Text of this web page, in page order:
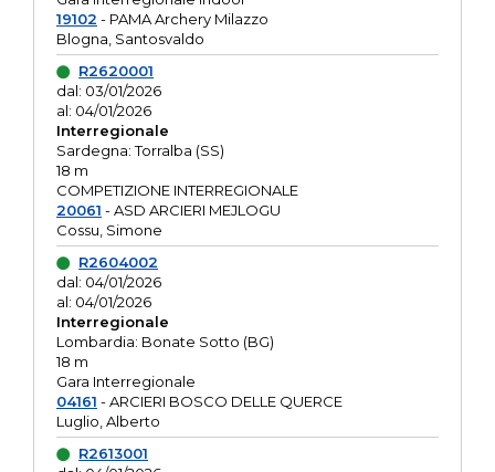
19102 - PAMA Archery Milazzo
Blogna, Santosvaldo
R2620001
dal: 03/01/2026
al: 04/01/2026
Interregionale
Sardegna: Torralba (SS)
18 m
COMPETIZIONE INTERREGIONALE
20061 - ASD ARCIERI MEJLOGU
Cossu, Simone
R2604002
dal: 04/01/2026
al: 04/01/2026
Interregionale
Lombardia: Bonate Sotto (BG)
18 m
Gara Interregionale
04161 - ARCIERI BOSCO DELLE QUERCE
Luglio, Alberto
R2613001